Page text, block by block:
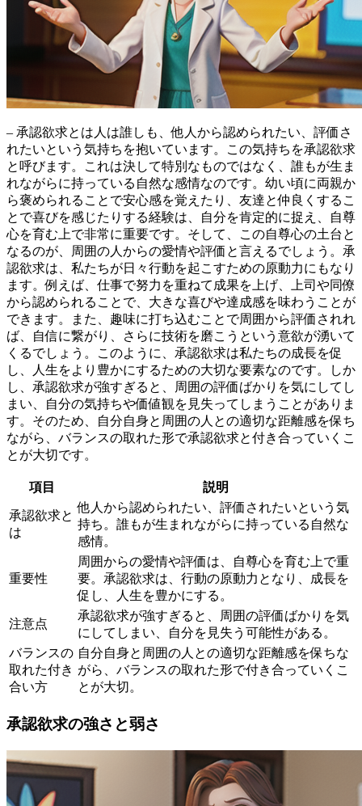
– 承認欲求とは人は誰しも、他人から認められたい、評価さ
れたいという気持ちを抱いています。この気持ちを承認欲求
と呼びます。これは決して特別なものではなく、 誰もが生ま
れながらに持っている自然な感情なのです。幼い頃に両親か
ら褒められることで安心感を覚えたり、友達と仲良くするこ
とで喜びを感じたりする経験は、自分を肯定的に捉え、自尊
心を育む上で非常に重要です。そして、この自尊心の土台と
なるのが、
周囲の人からの愛情や評価 と言えるでしょう。承
認欲求は、私たちが日々行動を起こすための原動力にもなり
ます。例えば、仕事で努力を重ねて成果を上げ、上司や同僚
から認められることで、大きな喜びや達成感を味わうことが
できます。また、趣味に打ち込むことで周囲から評価されれ
ば、自信に繋がり、さらに技術を磨こうという意欲が湧いて
くるでしょう。このように、 承認欲求は私たちの成長を促
し、人生をより豊かにするための大切な要素なのです。しか
し、承認欲求が強すぎると、周囲の評価ばかりを気にしてし
まい、自分の気持ちや価値観を見失ってしまうことがありま
す。そのため、
自分自身と周囲の人との適切な距離感を保ち
ながら、バランスの取れた形で承認欲求と付き合っていくこ
とが大切です。
項目 説明
承認欲求と
は
他人から認められたい、評価されたいという気
持ち。誰もが生まれながらに持っている自然な
感情。
重要性
周囲からの愛情や評価は、自尊心を育む上で重
要。承認欲求は、行動の原動力となり、成長を
促し、人生を豊かにする。
注意点
承認欲求が強すぎると、周囲の評価ばかりを気
にしてしまい、自分を見失う可能性がある。
バランスの
取れた付き
合い方
自分自身と周囲の人との適切な距離感を保ちな
がら、バランスの取れた形で付き合っていくこ
とが大切。
承認欲求の強さと弱さ